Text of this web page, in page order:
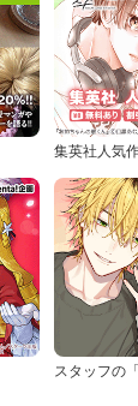
集英社人気
スタッフの